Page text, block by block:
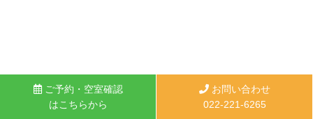
ご予約・空室確認
はこちらから
お問い合わせ
022-221-6265